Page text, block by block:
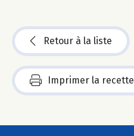
Retour à la liste
Imprimer la recette